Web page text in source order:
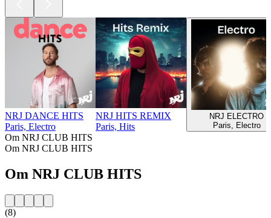
NRJ DANCE HITS
Paris, Electro
NRJ HITS REMIX
Paris, Hits
NRJ ELECTRO
Paris, Electro
Om NRJ CLUB HITS
Om NRJ CLUB HITS
Om NRJ CLUB HITS
(8)